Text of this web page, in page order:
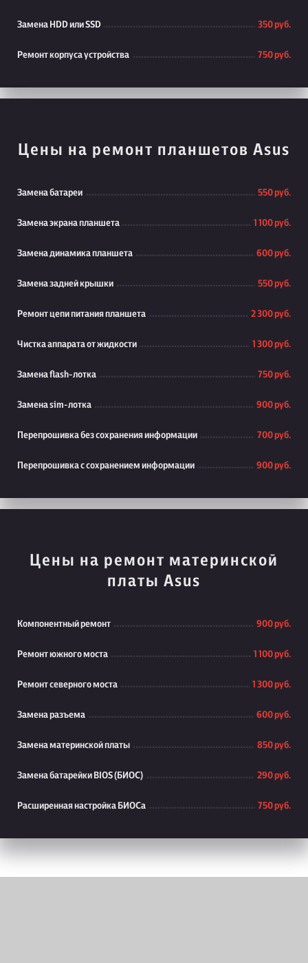
Замена HDD или SSD 350 руб.
Ремонт корпуса устройства 750 руб.
Цены на ремонт планшетов Asus
Замена батареи 550 руб.
Замена экрана планшета 1 100 руб.
Замена динамика планшета 600 руб.
Замена задней крышки 550 руб.
Ремонт цепи питания планшета 2 300 руб.
Чистка аппарата от жидкости 1 300 руб.
Замена flash-лотка 750 руб.
Замена sim-лотка 900 руб.
Перепрошивка без сохранения информации 700 руб.
Перепрошивка с сохранением информации 900 руб.
Цены на ремонт материнской
платы Asus
Компонентный ремонт 900 руб.
Ремонт южного моста 1 100 руб.
Ремонт северного моста 1 300 руб.
Замена разъема 600 руб.
Замена материнской платы 850 руб.
Замена батарейки BIOS (БИОС) 290 руб.
Расширенная настройка БИОСа 750 руб.